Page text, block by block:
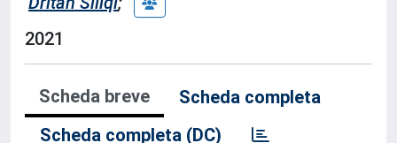
2021
Scheda breve
Scheda completa
Scheda completa (DC)